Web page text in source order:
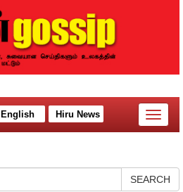
English Hiru News
Toggle
SEARCH